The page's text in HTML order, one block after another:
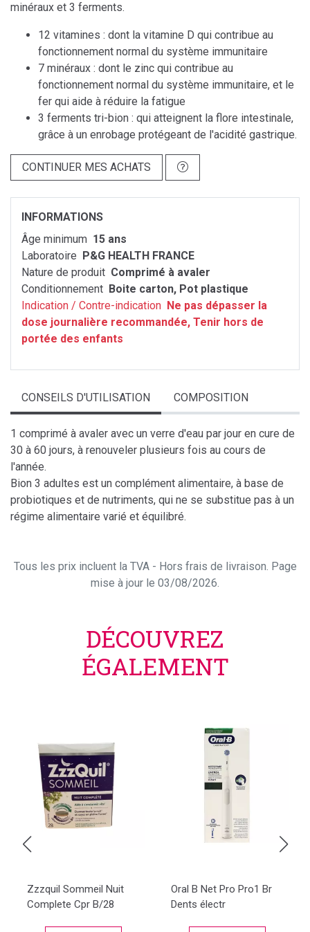
minéraux et 3 ferments.
12 vitamines : dont la vitamine D qui contribue au
fonctionnement normal du système immunitaire
7 minéraux : dont le zinc qui contribue au
fonctionnement normal du système immunitaire, et le
fer qui aide à réduire la fatigue
3 ferments tri-bion : qui atteignent la flore intestinale,
grâce à un enrobage protégeant de l'acidité gastrique.
CONTINUER MES ACHATS
INFORMATIONS
Âge minimum 15 ans
Laboratoire P&G HEALTH FRANCE
Nature de produit Comprimé à avaler
Conditionnement Boite carton, Pot plastique
Indication / Contre-indication Ne pas dépasser la
dose journalière recommandée, Tenir hors de
portée des enfants
CONSEILS D'UTILISATION COMPOSITION
1 comprimé à avaler avec un verre d'eau par jour en cure de
30 à 60 jours, à renouveler plusieurs fois au cours de
l'année.
Bion 3 adultes est un complément alimentaire, à base de
probiotiques et de nutriments, qui ne se substitue pas à un
régime alimentaire varié et équilibré.
Tous les prix incluent la TVA - Hors frais de livraison. Page
mise à jour le 03/08/2026.
DÉCOUVREZ
ÉGALEMENT
Zzzquil Sommeil Nuit
Complete Cpr B/28
Oral B Net Pro Pro1 Br
Dents électr